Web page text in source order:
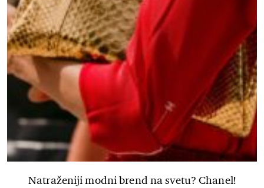
Natraženiji modni brend na svetu? Chanel!